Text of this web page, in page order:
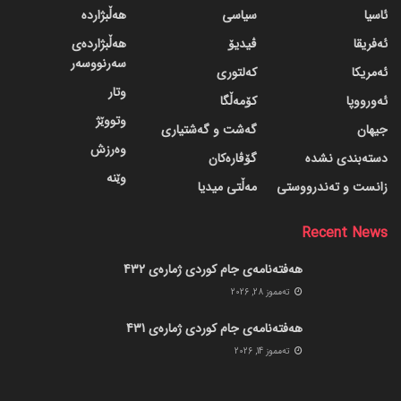
ئاسیا
ئەفریقا
ئەمریکا
ئەورووپا
جیهان
دسته‌بندی نشده
زانست و تەندرووستی
سیاسی
ڤیدیۆ
کەلتوری
کۆمەڵگا
گه‌شت و گه‌شتیاری
گۆڤاره‌کان
مەڵتی میدیا
هەڵبژاردە
هەڵبژاردەی
سەرنووسەر
وتار
وتووێژ
وەرزش
وێنە
Recent News
هەفتەنامەی جام کوردی ژمارەی 432
ته‌مموز 28, 2026
هەفتەنامەی جام کوردی ژمارەی 431
ته‌مموز 14, 2026